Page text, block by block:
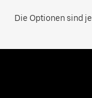
Die Optionen sind